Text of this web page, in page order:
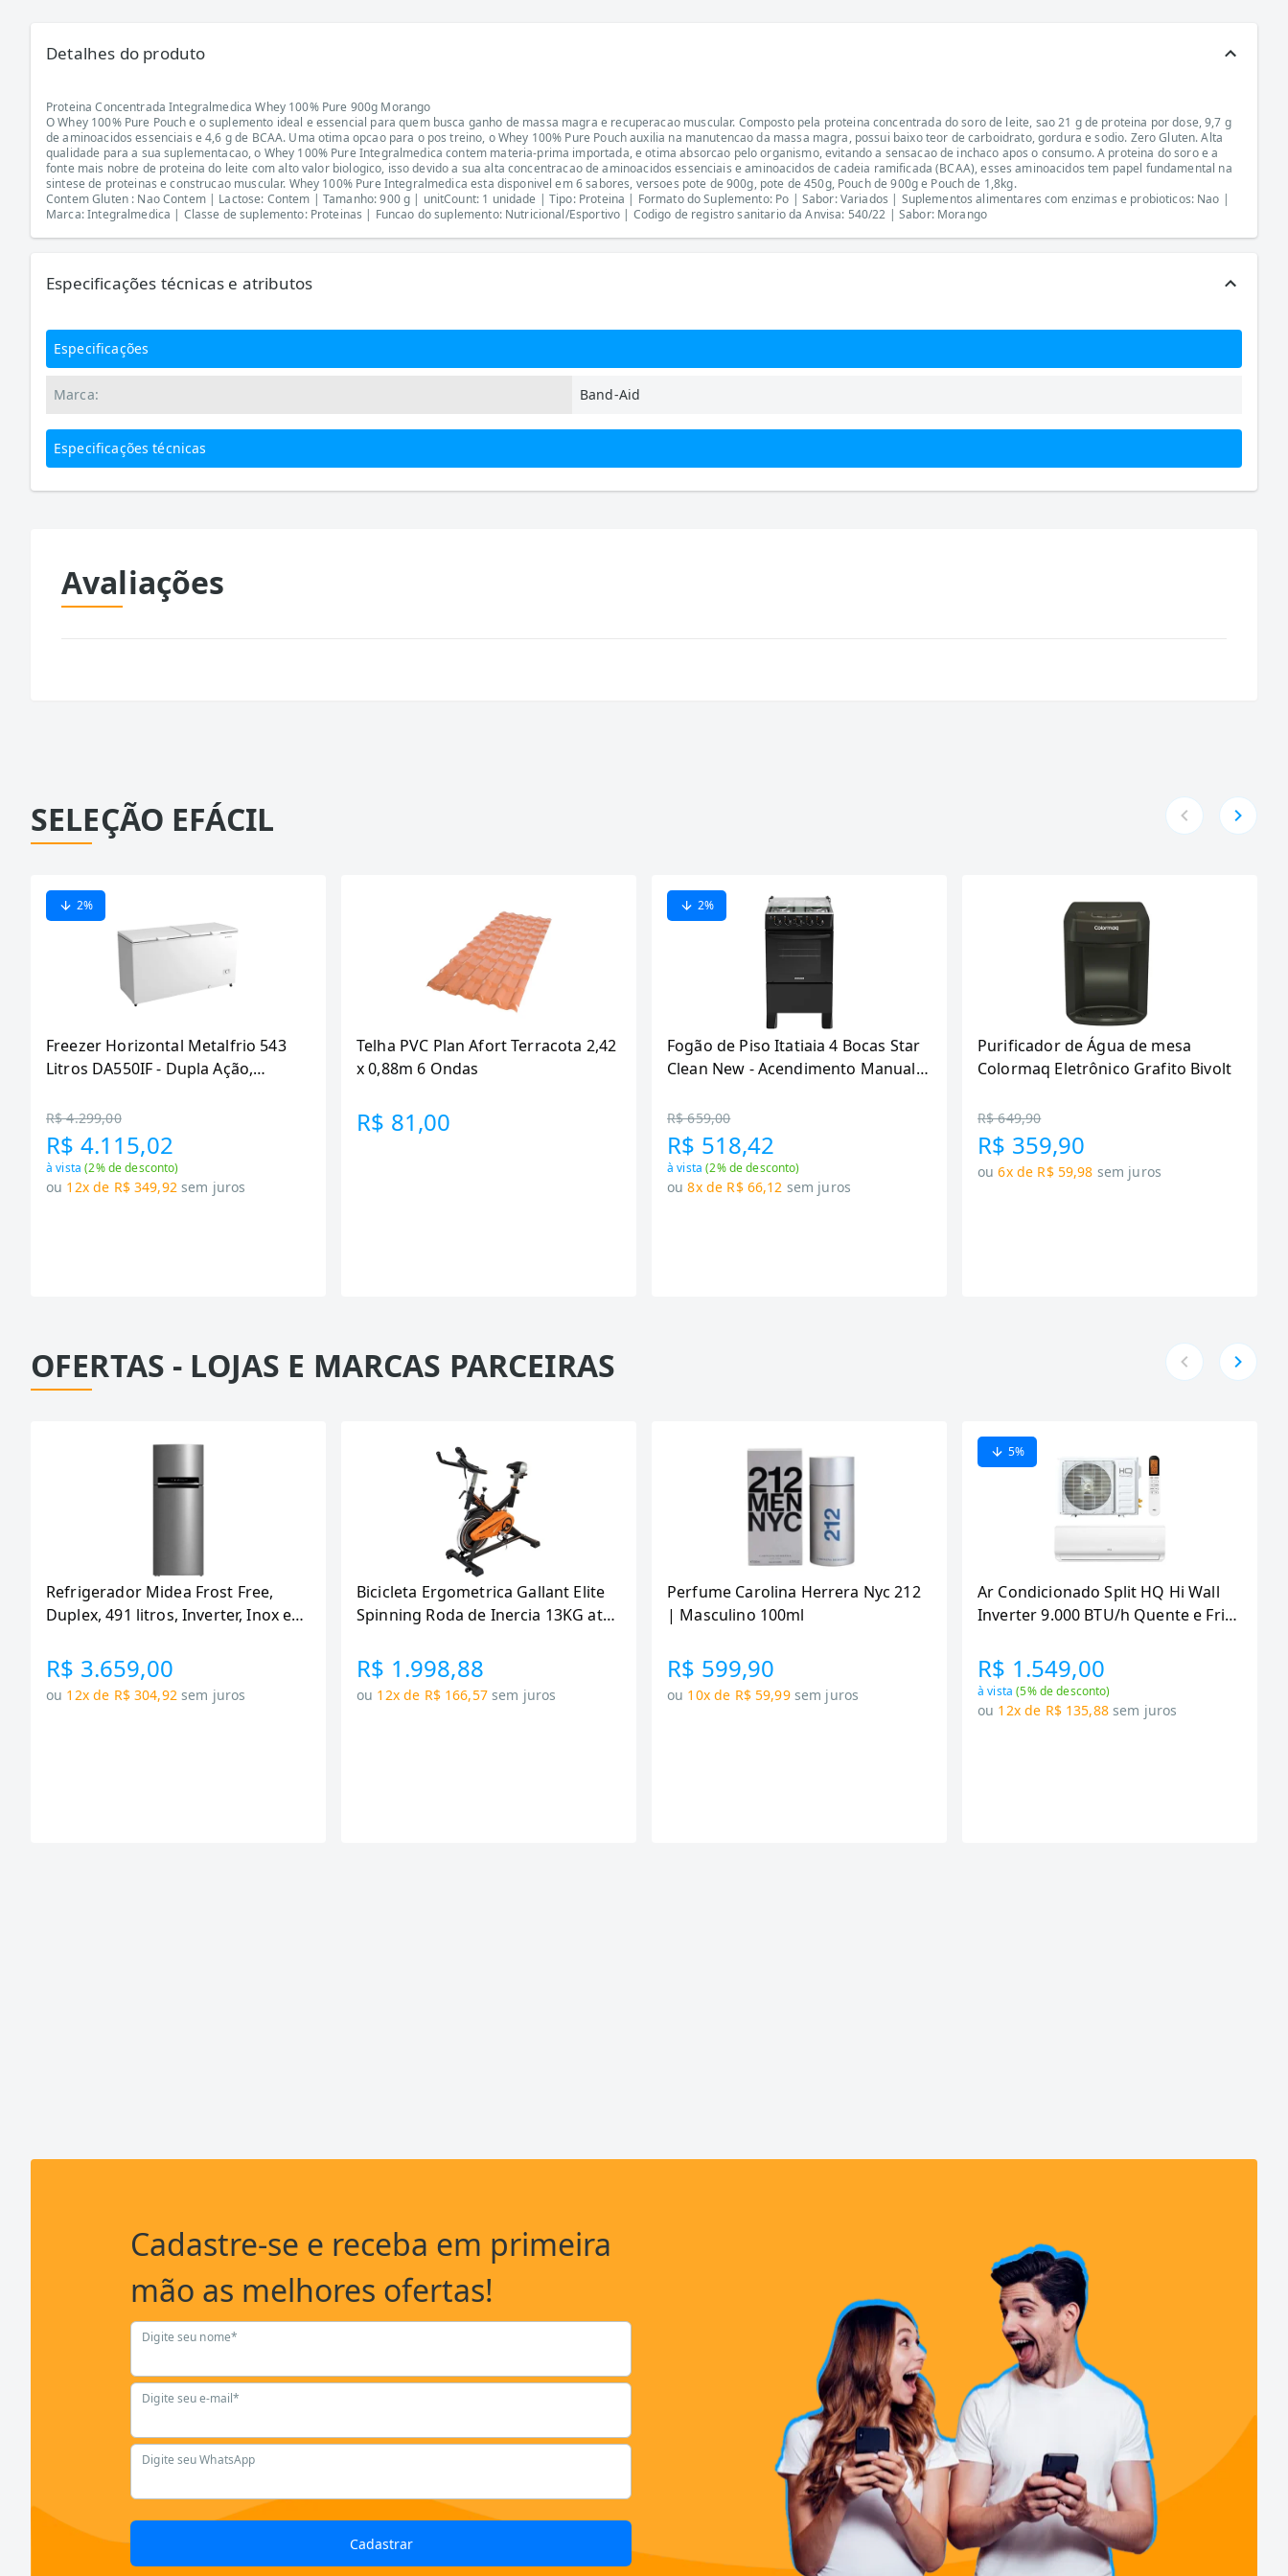
Detalhes do produto
Proteina Concentrada Integralmedica Whey 100% Pure 900g Morango
O Whey 100% Pure Pouch e o suplemento ideal e essencial para quem busca ganho de massa magra e recuperacao muscular. Composto pela proteina concentrada do soro de leite, sao 21 g de proteina por dose, 9,7 g
de aminoacidos essenciais e 4,6 g de BCAA. Uma otima opcao para o pos treino, o Whey 100% Pure Pouch auxilia na manutencao da massa magra, possui baixo teor de carboidrato, gordura e sodio. Zero Gluten. Alta
qualidade para a sua suplementacao, o Whey 100% Pure Integralmedica contem materia-prima importada, e otima absorcao pelo organismo, evitando a sensacao de inchaco apos o consumo. A proteina do soro e a
fonte mais nobre de proteina do leite com alto valor biologico, isso devido a sua alta concentracao de aminoacidos essenciais e aminoacidos de cadeia ramificada (BCAA), esses aminoacidos tem papel fundamental na
sintese de proteinas e construcao muscular. Whey 100% Pure Integralmedica esta disponivel em 6 sabores, versoes pote de 900g, pote de 450g, Pouch de 900g e Pouch de 1,8kg.
Contem Gluten : Nao Contem | Lactose: Contem | Tamanho: 900 g | unitCount: 1 unidade | Tipo: Proteina | Formato do Suplemento: Po | Sabor: Variados | Suplementos alimentares com enzimas e probioticos: Nao |
Marca: Integralmedica | Classe de suplemento: Proteinas | Funcao do suplemento: Nutricional/Esportivo | Codigo de registro sanitario da Anvisa: 540/22 | Sabor: Morango
Especificações técnicas e atributos
Especificações
Marca: Band-Aid
Especificações técnicas
Avaliações
SELEÇÃO EFÁCIL
2%
Freezer Horizontal Metalfrio 543
Litros DA550IF - Dupla Ação,
R$ 4.299,00
R$ 4.115,02
à vista(2% de desconto)
ou 12x de R$ 349,92 sem juros
Telha PVC Plan Afort Terracota 2,42
x 0,88m 6 Ondas
R$ 81,00
2%
Fogão de Piso Itatiaia 4 Bocas Star
Clean New - Acendimento Manual,
R$ 659,00
R$ 518,42
à vista(2% de desconto)
ou 8x de R$ 66,12 sem juros
Purificador de Água de mesa
Colormaq Eletrônico Grafito Bivolt
R$ 649,90
R$ 359,90
ou 6x de R$ 59,98 sem juros
OFERTAS - LOJAS E MARCAS PARCEIRAS
Refrigerador Midea Frost Free,
Duplex, 491 litros, Inverter, Inox e
R$ 3.659,00
ou 12x de R$ 304,92 sem juros
Bicicleta Ergometrica Gallant Elite
Spinning Roda de Inercia 13KG ate
R$ 1.998,88
ou 12x de R$ 166,57 sem juros
Perfume Carolina Herrera Nyc 212
| Masculino 100ml
R$ 599,90
ou 10x de R$ 59,99 sem juros
5%
Ar Condicionado Split HQ Hi Wall
Inverter 9.000 BTU/h Quente e Frio
VIHT9KCH3S2S23 -
R$ 1.549,00
à vista(5% de desconto)
ou 12x de R$ 135,88 sem juros
Cadastre-se e receba em primeira
mão as melhores ofertas!
Digite seu nome*
Digite seu e-mail*
Digite seu WhatsApp
Cadastrar